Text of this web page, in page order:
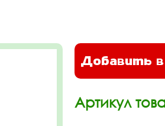
Добавить
Артикул